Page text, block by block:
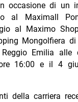
occasione di un
al Maximall
al Maximo
Mongolfiera
Emilia alle
16:00 e il 4
della carriera